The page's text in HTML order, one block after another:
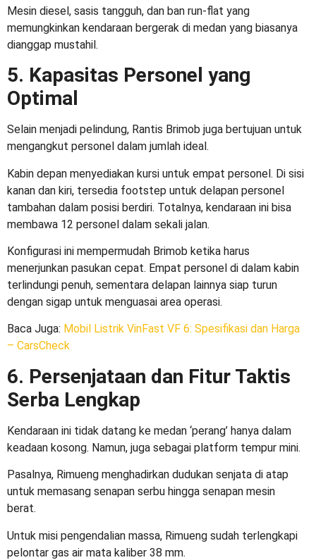
Mesin diesel, sasis tangguh, dan ban run-flat yang
memungkinkan kendaraan bergerak di medan yang biasanya
dianggap mustahil.
5. Kapasitas Personel yang
Optimal
Selain menjadi pelindung, Rantis Brimob juga bertujuan untuk
mengangkut personel dalam jumlah ideal.
Kabin depan menyediakan kursi untuk empat personel. Di sisi
kanan dan kiri, tersedia footstep untuk delapan personel
tambahan dalam posisi berdiri. Totalnya, kendaraan ini bisa
membawa 12 personel dalam sekali jalan.
Konfigurasi ini mempermudah Brimob ketika harus
menerjunkan pasukan cepat. Empat personel di dalam kabin
terlindungi penuh, sementara delapan lainnya siap turun
dengan sigap untuk menguasai area operasi.
Baca Juga: Mobil Listrik VinFast VF 6: Spesifikasi dan Harga
– CarsCheck
6. Persenjataan dan Fitur Taktis
Serba Lengkap
Kendaraan ini tidak datang ke medan ‘perang’ hanya dalam
keadaan kosong. Namun, juga sebagai platform tempur mini.
Pasalnya, Rimueng menghadirkan dudukan senjata di atap
untuk memasang senapan serbu hingga senapan mesin
berat.
Untuk misi pengendalian massa, Rimueng sudah terlengkapi
pelontar gas air mata kaliber 38 mm.